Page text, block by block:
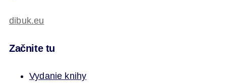
dibuk.eu
Začnite tu
Vydanie knihy